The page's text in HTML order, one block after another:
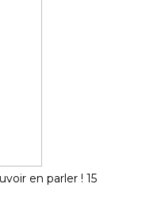
en parler ! 15